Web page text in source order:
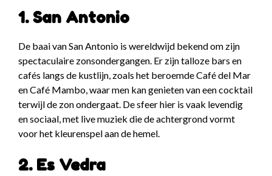
1. San Antonio
De baai van San Antonio is wereldwijd bekend om zijn
spectaculaire zonsondergangen. Er zijn talloze bars en
cafés langs de kustlijn, zoals het beroemde Café del Mar
en Café Mambo, waar men kan genieten van een cocktail
terwijl de zon ondergaat. De sfeer hier is vaak levendig
en sociaal, met live muziek die de achtergrond vormt
voor het kleurenspel aan de hemel.
2. Es Vedra